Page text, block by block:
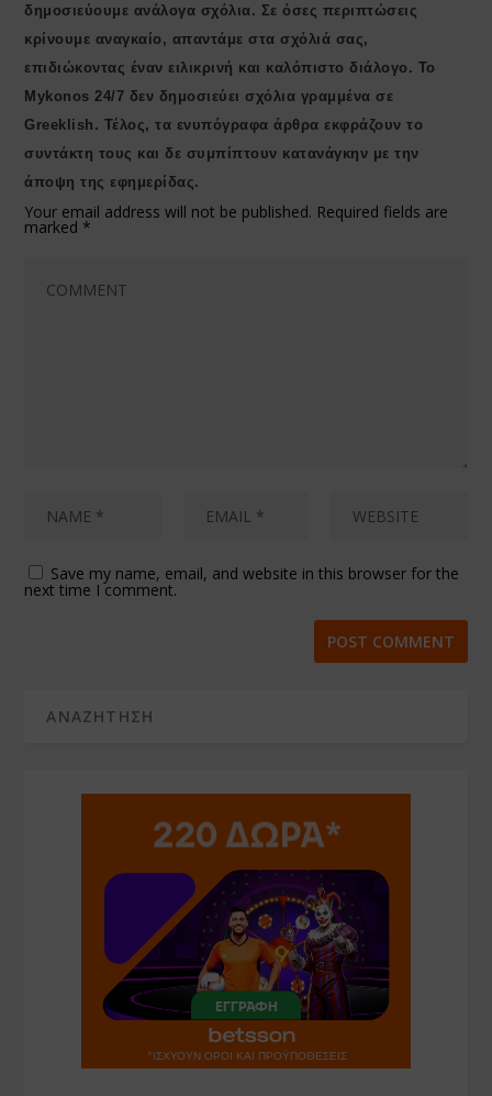
δημοσιεύουμε ανάλογα σχόλια. Σε όσες περιπτώσεις
κρίνουμε αναγκαίο, απαντάμε στα σχόλιά σας,
επιδιώκοντας έναν ειλικρινή και καλόπιστο διάλογο. Το
Μykonos 24/7 δεν δημοσιεύει σχόλια γραμμένα σε
Greeklish. Τέλος, τα ενυπόγραφα άρθρα εκφράζουν το
συντάκτη τους και δε συμπίπτουν κατανάγκην με την
άποψη της εφημερίδας.
Your email address will not be published. Required fields are
marked *
Save my name, email, and website in this browser for the
next time I comment.